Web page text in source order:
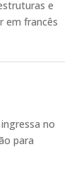
e
em francês
no
para